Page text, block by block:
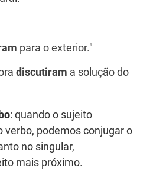
para o exterior."
discutiram a solução do
: quando o sujeito
verbo, podemos conjugar o
no singular,
mais próximo.